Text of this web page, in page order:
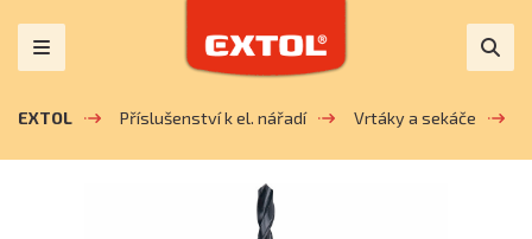
EXTOL Příslušenství k el. nářadí Vrtáky a sekáče